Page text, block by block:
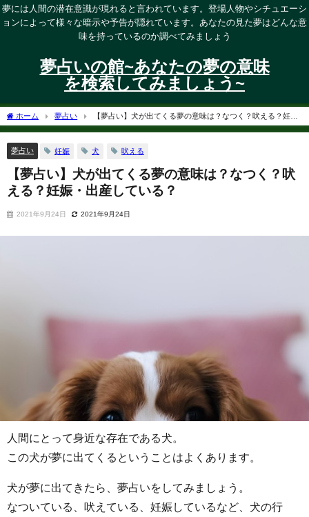
夢には人間の潜在意識が現れると言われています。登場人物やシチュエーシ
ョンによって様々な暗示や予告が隠れています。あなたの見た夢はどんな意
味を持っているのか調べてみましょう
夢占いの館~あなたの夢の意味
を検索してみましょう~
ホーム 夢占い
【夢占い】犬が出てくる夢の意味は？なつく？吠える？妊
娠・出産している？
夢占い 妊娠 犬 吠える
【夢占い】犬が出てくる夢の意味は？なつく？吠
える？妊娠・出産している？
2021年9月24日 2021年9月24日
人間にとって身近な存在である犬。
この犬が夢に出てくるということはよくあります。
犬が夢に出てきたら、夢占いをしてみましょう。
なついている、吠えている、妊娠しているなど、犬の行